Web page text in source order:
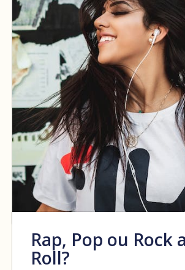
Rap, Pop ou Rock
Roll?